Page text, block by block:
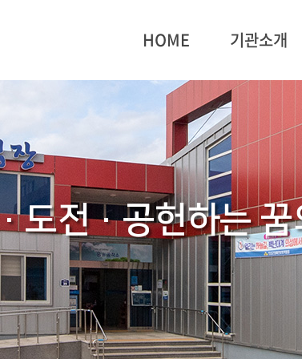
HOME 기관소개
도전·공헌하는 꿈